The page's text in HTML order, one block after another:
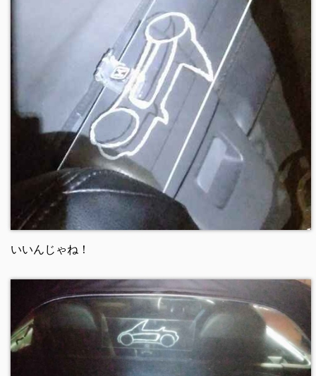
いいんじゃね！